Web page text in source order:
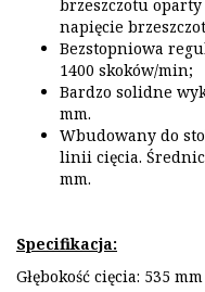
brzeszczotu
napięcie
Bezstopniowa
1400 skoków/min;
Bardzo solidne
mm.
Wbudowany do
linii cięcia.
mm.
Specifikacja:
Głębokość cięcia: 535 mm